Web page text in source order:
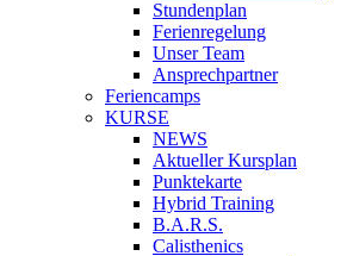
Stundenplan
Ferienregelung
Unser Team
Ansprechpartner
Feriencamps
KURSE
NEWS
Aktueller Kursplan
Punktekarte
Hybrid Training
B.A.R.S.
Calisthenics